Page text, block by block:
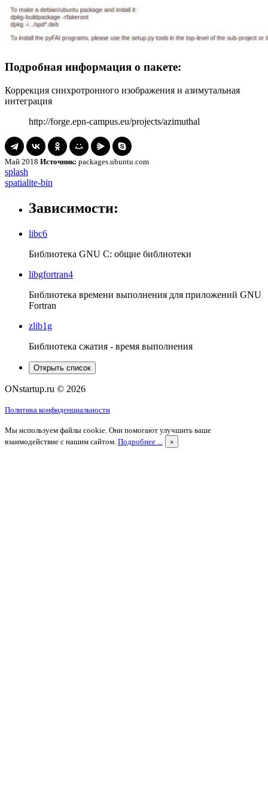
Подробная информация о пакете:
Коррекция синхротронного изображения и азимутальная
интеграция
http://forge.epn-campus.eu/projects/azimuthal
Май 2018 Источник: packages.ubuntu.com
Навигация
по
записям
splash
splash
spatialite-
spatialite-bin
Зависимости:
libc6
Библиотека GNU C: общие библиотеки
libgfortran4
Библиотека времени выполнения для приложений GNU
Fortran
zlib1g
Библиотека сжатия - время выполнения
Открыть список
ONstartup.ru © 2026
Политика конфиденциальности
Мы используем файлы cookie. Они помогают улучшить ваше
взаимодействие с нашим сайтом. Подробнее ... ×